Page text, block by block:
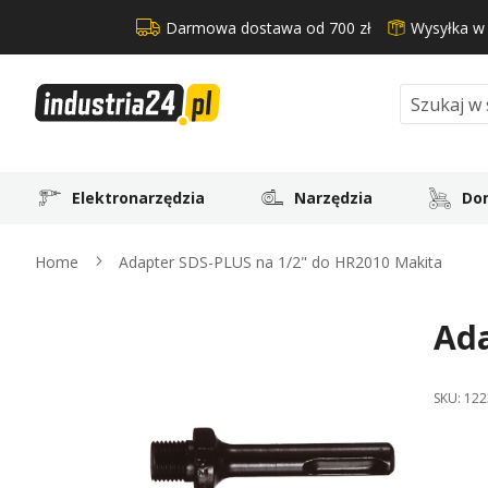
Darmowa dostawa od 700 zł Wysyłka
Search
Elektronarzędzia Narzędzia
Home Adapter SDS-PLUS na 1/2" do HR2010 Makita
the
images
SKU: